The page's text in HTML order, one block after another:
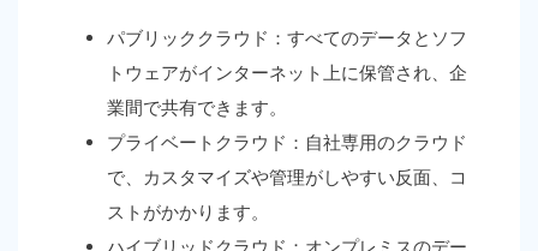
パブリッククラウド：すべてのデータとソフ
トウェアがインターネット上に保管され、企
業間で共有できます。
プライベートクラウド：自社専用のクラウド
で、カスタマイズや管理がしやすい反面、コ
ストがかかります。